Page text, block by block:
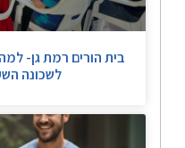
בית הורים רמת גן-
לשכונה